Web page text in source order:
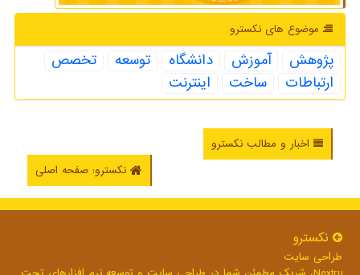
موضوع های نكسترو
پژوهش آموزش دانشگاه توسعه
تخصص
ارتباطات
ساخت اینترنت
اخبار و مطالب نکسترو
نکسترو: صفحه اصلی
نكسترو
طراحی سایت